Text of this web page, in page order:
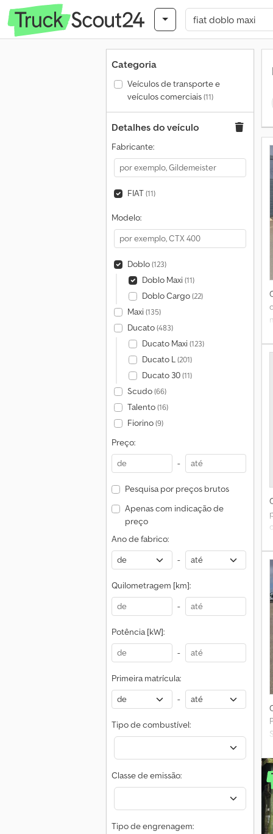
Categoria
Veículos de transporte e
veículos comerciais(11)
Detalhes do veículo
Fabricante:
FIAT(11)
Modelo:
Doblo(123)
Doblo Maxi(11)
Doblo Cargo(22)
Maxi(135)
Ducato(483)
Ducato Maxi(123)
Ducato L(201)
Ducato 30(11)
Scudo(66)
Talento(16)
Fiorino(9)
Preço:
-
Pesquisa por preços brutos
Apenas com indicação de
preço
Ano de fabrico:
-
Quilometragem [km]:
-
Potência [kW]:
-
Primeira matrícula:
-
Tipo de combustível:
Classe de emissão:
Tipo de engrenagem: